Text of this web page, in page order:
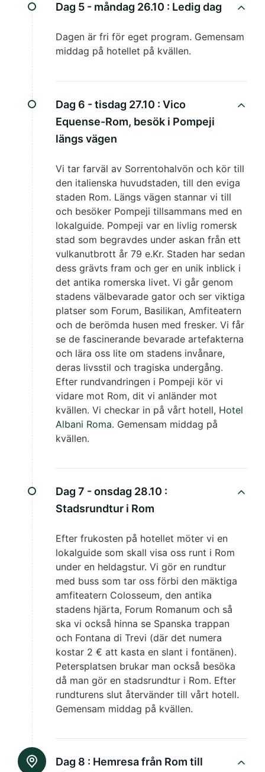
Dag 5 - måndag 26.10 : Ledig dag
Dagen är fri för eget program. Gemensam
middag på hotellet på kvällen.
Dag 6 - tisdag 27.10 : Vico
Equense-Rom, besök i Pompeji
längs vägen
Vi tar farväl av Sorrentohalvön och kör till
den italienska huvudstaden, till den eviga
staden Rom. Längs vägen stannar vi till
och besöker Pompeji tillsammans med en
lokalguide. Pompeji var en livlig romersk
stad som begravdes under askan från ett
vulkanutbrott år 79 e.Kr. Staden har sedan
dess grävts fram och ger en unik inblick i
det antika romerska livet. Vi går genom
stadens välbevarade gator och ser viktiga
platser som Forum, Basilikan, Amfiteatern
och de berömda husen med fresker. Vi får
se de fascinerande bevarade artefakterna
och lära oss lite om stadens invånare,
deras livsstil och tragiska undergång.
Efter rundvandringen i Pompeji kör vi
vidare mot Rom, dit vi anländer mot
kvällen. Vi checkar in på vårt hotell, Hotel
Albani Roma. Gemensam middag på
kvällen.
Dag 7 - onsdag 28.10 :
Stadsrundtur i Rom
Efter frukosten på hotellet möter vi en
lokalguide som skall visa oss runt i Rom
under en heldagstur. Vi gör en rundtur
med buss som tar oss förbi den mäktiga
amfiteatern Colosseum, den antika
stadens hjärta, Forum Romanum och så
ska vi också hinna se Spanska trappan
och Fontana di Trevi (där det numera
kostar 2 € att kasta en slant i fontänen).
Petersplatsen brukar man också besöka
då man gör en stadsrundtur i Rom. Efter
rundturens slut återvänder till vårt hotell.
Gemensam middag på kvällen.
Dag 8 : Hemresa från Rom till